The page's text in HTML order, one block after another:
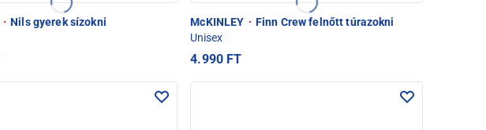
· Nils gyerek sízokni
McKINLEY · Finn Crew felnőtt túrazokni
Unisex
4.990 FT